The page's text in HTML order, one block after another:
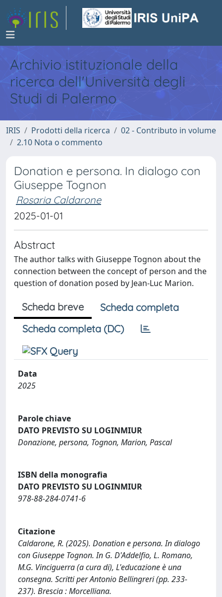
Archivio istituzionale della
ricerca dell'Università degli
Studi di Palermo
IRIS Prodotti della ricerca
02 - Contributo in volume
2.10 Nota o commento
Donation e persona. In dialogo con
Giuseppe Tognon
Rosaria Caldarone
2025-01-01
Abstract
The author talks with Giuseppe Tognon about the
connection between the concept of person and the
question of donation posed by Jean-Luc Marion.
Scheda breve
Scheda completa
Scheda completa (DC)
Data
2025
Parole chiave
DATO PREVISTO SU LOGINMIUR
Donazione, persona, Tognon, Marion, Pascal
ISBN della monografia
DATO PREVISTO SU LOGINMIUR
978-88-284-0741-6
Citazione
Caldarone, R. (2025). Donation e persona. In dialogo
con Giuseppe Tognon. In G. D'Addelfio, L. Romano,
M.G. Vinciguerra (a cura di), L'educazione è una
consegna. Scritti per Antonio Bellingreri (pp. 233-
237). Brescia : Morcelliana.